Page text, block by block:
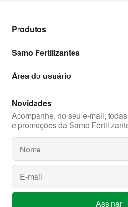
Produtos
Samo Fertilizantes
Área do usuário
Novidades
Acompanhe, no seu e-mail,
e promoções da Samo